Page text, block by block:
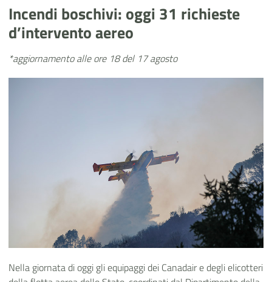
Incendi boschivi: oggi 31 richieste
d’intervento aereo
*aggiornamento alle ore 18 del 17 agosto
Nella giornata di oggi gli equipaggi dei Canadair e degli elicotteri